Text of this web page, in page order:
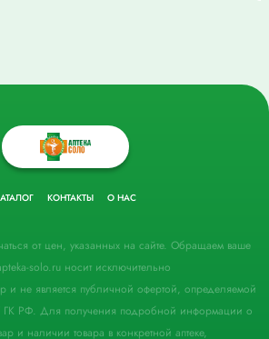
КОНТАКТЫ О НАС
от цен, указанных на сайте. Обращаем ваше
solo.ru носит исключительно
и не является публичной офертой, определяемой
ГК РФ. Для получения подробной информации о
и наличии товара в конкретной аптеке,